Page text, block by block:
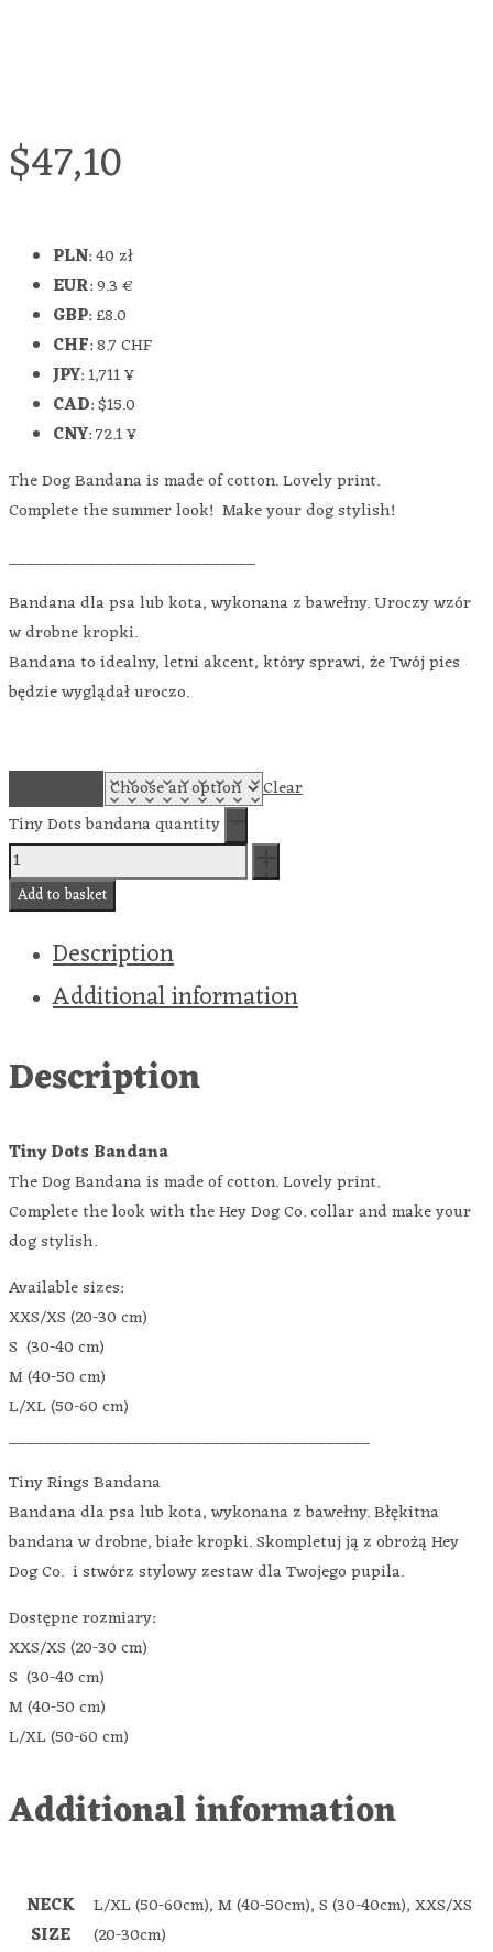
$47,10
PLN:40 zł
EUR:9.3 €
GBP:£8.0
CHF:8.7 CHF
JPY:1,711 ¥
CAD:$15.0
CNY:72.1 ¥
The Dog Bandana is made of cotton. Lovely print.
Complete the summer look! Make your dog stylish!
____________________________
Bandana dla psa lub kota, wykonana z bawełny. Uroczy wzór
w drobne kropki.
Bandana to idealny, letni akcent, który sprawi, że Twój pies
będzie wyglądał uroczo.
Clear
Tiny Dots bandana quantity
Add to basket
Description
Additional information
Description
Tiny Dots Bandana
The Dog Bandana is made of cotton. Lovely print.
Complete the look with the Hey Dog Co. collar and make your
dog stylish.
Available sizes:
XXS/XS (20-30 cm)
S (30-40 cm)
M (40-50 cm)
L/XL (50-60 cm)
_________________________________________
Tiny Rings Bandana
Bandana dla psa lub kota, wykonana z bawełny. Błękitna
bandana w drobne, białe kropki. Skompletuj ją z obrożą Hey
Dog Co. i stwórz stylowy zestaw dla Twojego pupila.
Dostępne rozmiary:
XXS/XS (20-30 cm)
S (30-40 cm)
M (40-50 cm)
L/XL (50-60 cm)
Additional information
NECK
SIZE
L/XL (50-60cm), M (40-50cm), S (30-40cm), XXS/XS
(20-30cm)